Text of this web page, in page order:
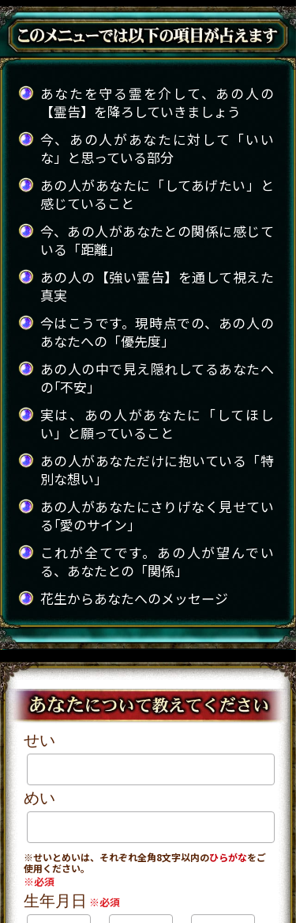
あなたを守る霊を介して、あの人の
【霊告】を降ろしていきましょう
今、あの人があなたに対して「いい
な」と思っている部分
あの人があなたに「してあげたい」と
感じていること
今、あの人があなたとの関係に感じて
いる「距離」
あの人の【強い霊告】を通して視えた
真実
今はこうです。現時点での、あの人の
あなたへの「優先度」
あの人の中で見え隠れしてるあなたへ
の｢不安｣
実は、あの人があなたに「してほし
い」と願っていること
あの人があなただけに抱いている「特
別な想い」
あの人があなたにさりげなく見せてい
る｢愛のサイン｣
これが全てです。あの人が望んでい
る、あなたとの「関係」
花生からあなたへのメッセージ
せい
めい
※せいとめいは、それぞれ全角8文字以内のひらがなをご
使用ください。
※必須
生年月日 ※必須